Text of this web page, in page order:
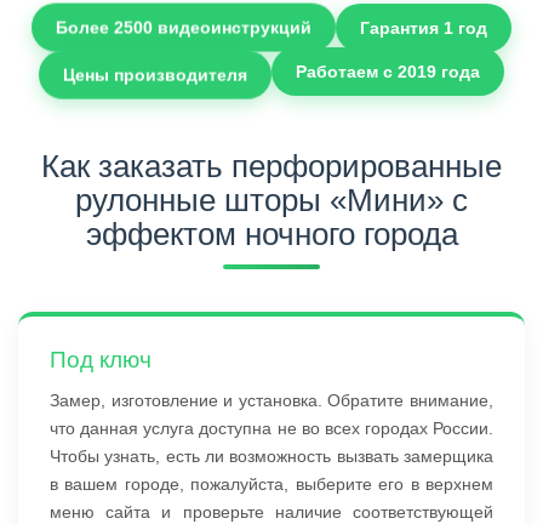
Более 2500 видеоинструкций Гарантия 1 год
Цены производителя Работаем с 2019 года
Как заказать перфорированные
рулонные шторы «Мини» с
эффектом ночного города
Под ключ
Замер, изготовление и установка. Обратите внимание,
что данная услуга доступна не во всех городах России.
Чтобы узнать, есть ли возможность вызвать замерщика
в вашем городе, пожалуйста, выберите его в верхнем
меню сайта и проверьте наличие соответствующей